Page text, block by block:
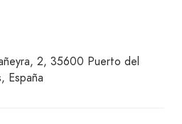
2, 35600 Puerto del
España